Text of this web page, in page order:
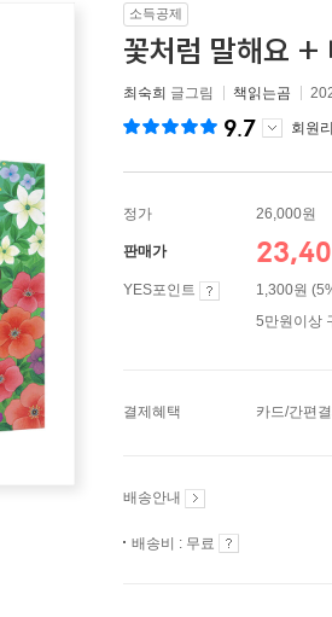
소득공제
꽃처럼 말해요 +
최숙희 글그림 책읽는곰
9.7 회원
정가 26,000원
판매가
YES포인트
1,300원
5만원이상
결제혜택 카드/간편
배송안내
배송비 : 무료